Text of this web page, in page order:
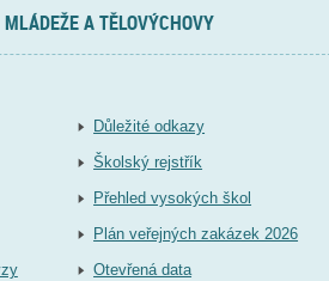
A TĚLOVÝCHOVY
Důležité odkazy
Školský rejstřík
Přehled vysokých škol
Plán veřejných zakázek 2026
Otevřená data